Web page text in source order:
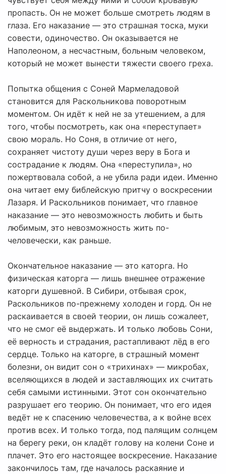
пропасть. Он не может больше смотреть людям в
глаза. Его наказание — это страшная тоска, муки
совести, одиночество. Он оказывается не
Наполеоном, а несчастным, больным человеком,
который не может вынести тяжести своего греха.
Попытка общения с Соней Мармеладовой
становится для Раскольникова поворотным
моментом. Он идёт к ней не за утешением, а для
того, чтобы посмотреть, как она «переступает»
свою мораль. Но Соня, в отличие от него,
сохраняет чистоту души через веру в Бога и
сострадание к людям. Она «переступила», но
пожертвовала собой, а не убила ради идеи. Именно
она читает ему библейскую притчу о воскресении
Лазаря. И Раскольников понимает, что главное
наказание — это невозможность любить и быть
любимым, это невозможность жить по-
человечески, как раньше.
Окончательное наказание — это каторга. Но
физическая каторга — лишь внешнее отражение
каторги душевной. В Сибири, отбывая срок,
Раскольников по-прежнему холоден и горд. Он не
раскаивается в своей теории, он лишь сожалеет,
что не смог её выдержать. И только любовь Сони,
её верность и страдания, растапливают лёд в его
сердце. Только на каторге, в страшный момент
болезни, он видит сон о «трихинах» — микробах,
вселяющихся в людей и заставляющих их считать
себя самыми истинными. Этот сон окончательно
разрушает его теорию. Он понимает, что его идея
ведёт не к спасению человечества, а к войне всех
против всех. И только тогда, под палящим солнцем
на берегу реки, он кладёт голову на колени Соне и
плачет. Это его настоящее воскресение. Наказание
закончилось там, где началось раскаяние и